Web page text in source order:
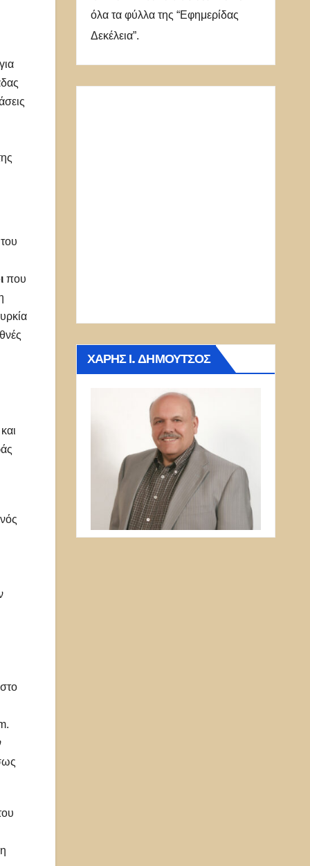
που
και
όλα τα φύλλα της “Εφημερίδας
Δεκέλεια”.
ΧΆΡΗΣ Ι. ΔΗΜΟΎΤΣΟΣ